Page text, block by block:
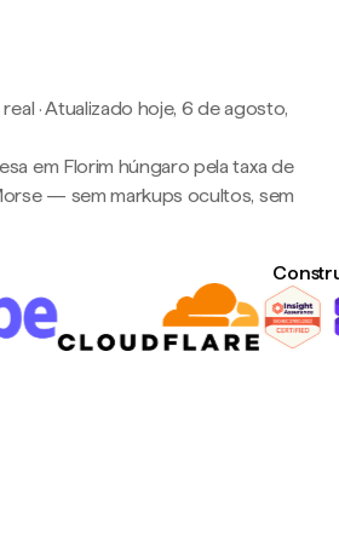
real ·Atualizado hoje, 6 de agosto,
em Florim húngaro pela taxa de
— sem markups ocultos, sem